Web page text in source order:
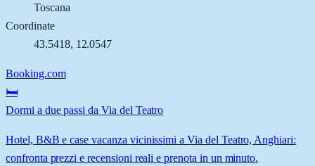
Toscana
Coordinate
43.5418, 12.0547
Booking.com
🛏️
Dormi a due passi da Via del Teatro
Hotel, B&B e case vacanza vicinissimi a Via del Teatro, Anghiari:
confronta prezzi e recensioni reali e prenota in un minuto.